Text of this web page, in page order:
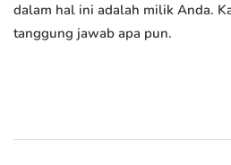
dalam hal ini adalah milik Anda.
tanggung jawab apa pun.